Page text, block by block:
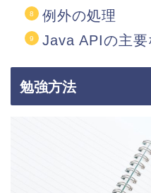
例外の処理
Java APIの主
勉強方法